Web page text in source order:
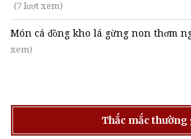
(7 lượt xem)
Món cá đồng kho lá gừng non thơm
xem)
Thắc mắc thường